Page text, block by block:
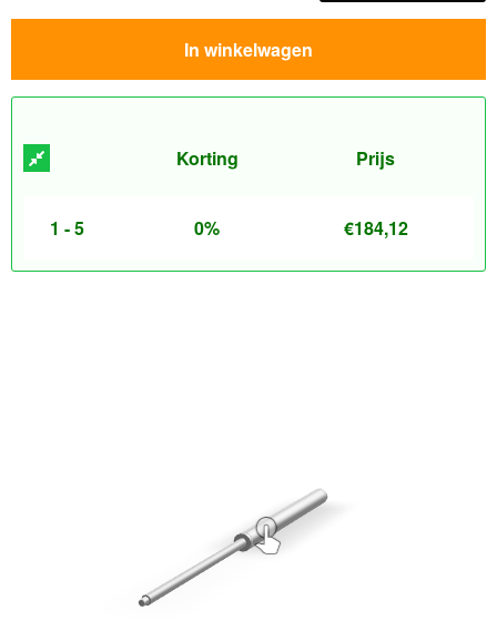
In winkelwagen
Korting Prijs
1 - 5 0% €184,12